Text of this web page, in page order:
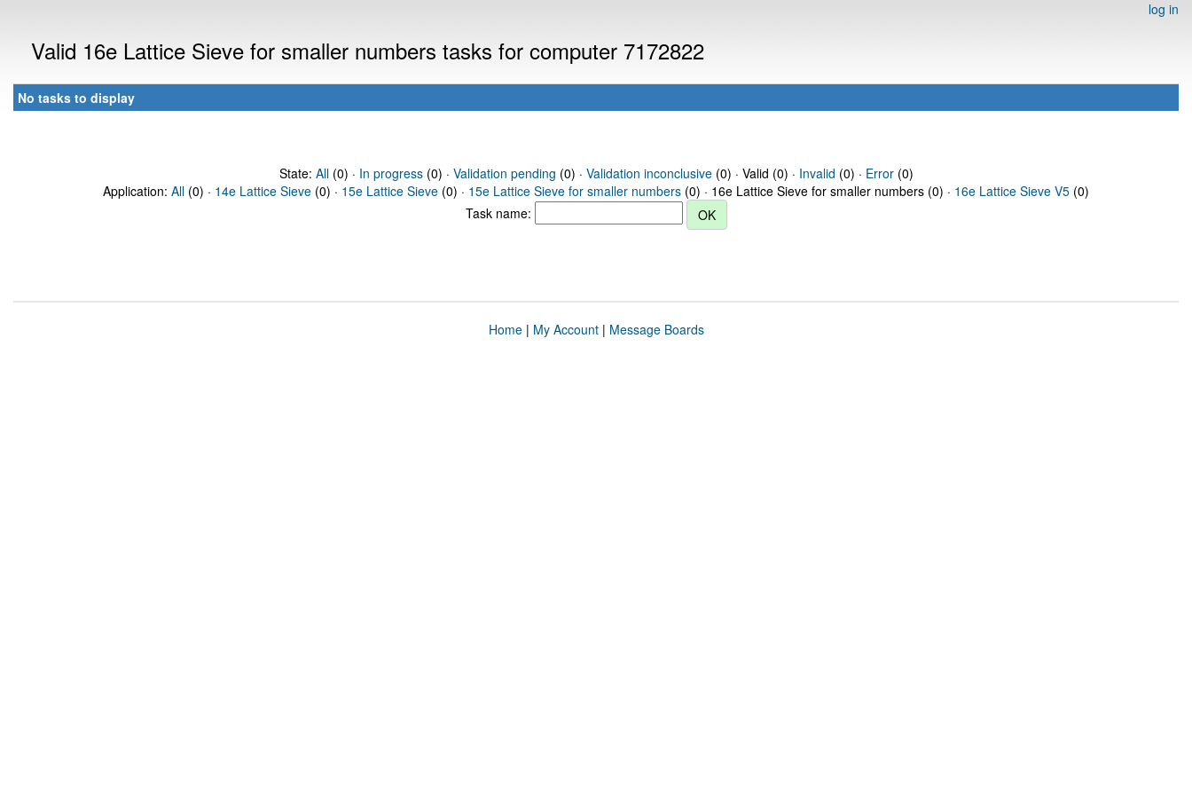
log in
Valid 16e Lattice Sieve for smaller numbers tasks for computer 7172822
No tasks to display
State: All(0) · In progress(0) · Validation pending (0) · Validation inconclusive(0) · Valid (0) · Invalid (0) · Error(0)
Application: All (0) · 14e Lattice Sieve (0) · 15e Lattice Sieve (0) · 15e Lattice Sieve for smaller numbers (0) · 16e Lattice Sieve for smaller numbers (0) · 16e Lattice Sieve V5 (0)
Task name:
Home| My Account| Message Boards